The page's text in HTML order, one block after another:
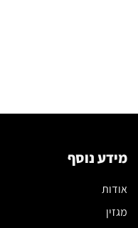
מידע נוסף
אודות
מגזין